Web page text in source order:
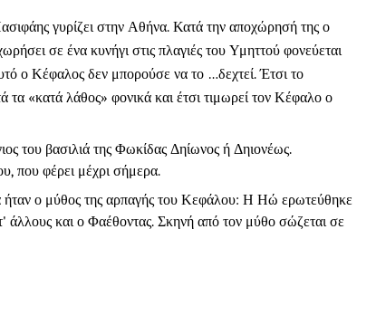
γυρίζει στην Αθήνα. Κατά την αποχώρησή της ο
σε ένα κυνήγι στις πλαγιές του Υμηττού φονεύεται
ο Κέφαλος δεν μπορούσε να το …δεχτεί. Έτσι το
τα «κατά λάθος» φονικά και έτσι τιμωρεί τον Κέφαλο ο
του βασιλιά της Φωκίδας Δηίωνος ή Δηιονέως.
που φέρει μέχρι σήμερα.
ήταν ο μύθος της αρπαγής του Κεφάλου: Η Ηώ ερωτεύθηκε
άλλους και ο Φαέθοντας. Σκηνή από τον μύθο σώζεται σε